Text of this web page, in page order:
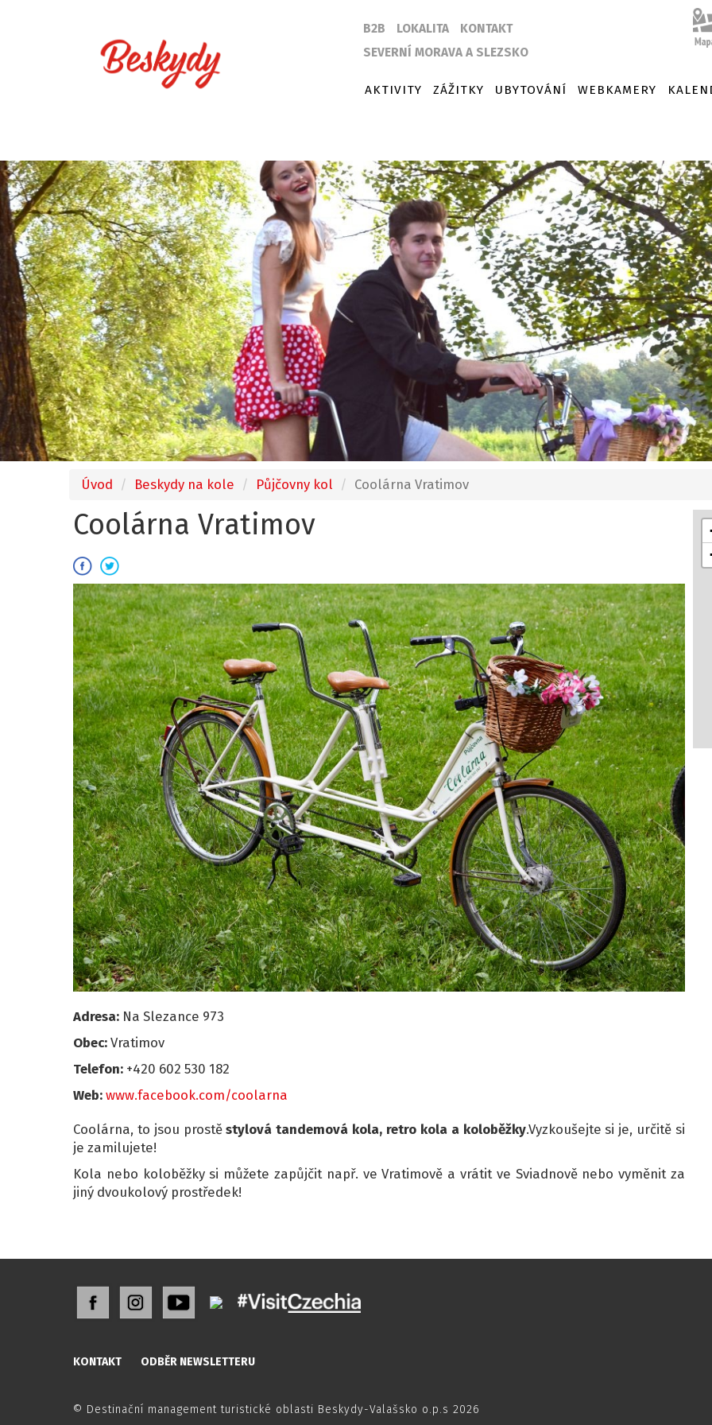
B2B LOKALITA
KONTAKT
SEVERNÍ MORAVA A SLEZSKO
AKTIVITY ZÁŽITKY UBYTOVÁNÍ WEBKAMERY
Úvod Beskydy na kole Půjčovny kol Coolárna Vratimov
Coolárna Vratimov
Adresa: Na Slezance 973
Obec: Vratimov
Telefon: +420 602 530 182
Web: www.facebook.com/coolarna
Coolárna, to jsou prostěstylová tandemová kola, retro kola a koloběžky.Vyzkoušejte si je, určitě si
je zamilujete!
Kola nebo koloběžky si můžete zapůjčit např. ve Vratimově a vrátit ve Sviadnově nebo vyměnit za
jiný dvoukolový prostředek!
KONTAKT ODBĚR NEWSLETTERU
© Destinační management turistické oblasti Beskydy-Valašsko o.p.s 2026